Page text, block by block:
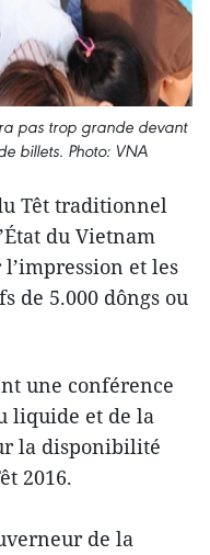
pas trop grande devant
billets. Photo: VNA
Têt traditionnel
du Vietnam
et les
de 5.000 dôngs ou
une conférence
liquide et de la
la disponibilité
2016.
de la